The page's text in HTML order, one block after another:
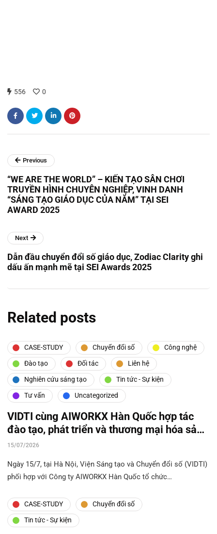
556 0
Previous
“WE ARE THE WORLD” – KIẾN TẠO SÂN CHƠI
TRUYỀN HÌNH CHUYÊN NGHIỆP, VINH DANH
“SÁNG TẠO GIÁO DỤC CỦA NĂM” TẠI SEI
AWARD 2025
Next
Dẫn đầu chuyển đổi số giáo dục, Zodiac Clarity ghi
dấu ấn mạnh mẽ tại SEI Awards 2025
Related posts
CASE-STUDY Chuyển đổi số Công nghệ
Đào tạo Đối tác Liên hệ
Nghiên cứu sáng tạo Tin tức - Sự kiện
Tư vấn Uncategorized
VIDTI cùng AIWORKX Hàn Quốc hợp tác
đào tạo, phát triển và thương mại hóa sản
phẩm AI
15/07/2026
Ngày 15/7, tại Hà Nội, Viện Sáng tạo và Chuyển đổi số (VIDTI)
phối hợp với Công ty AIWORKX Hàn Quốc tổ chức…
CASE-STUDY Chuyển đổi số
Tin tức - Sự kiện